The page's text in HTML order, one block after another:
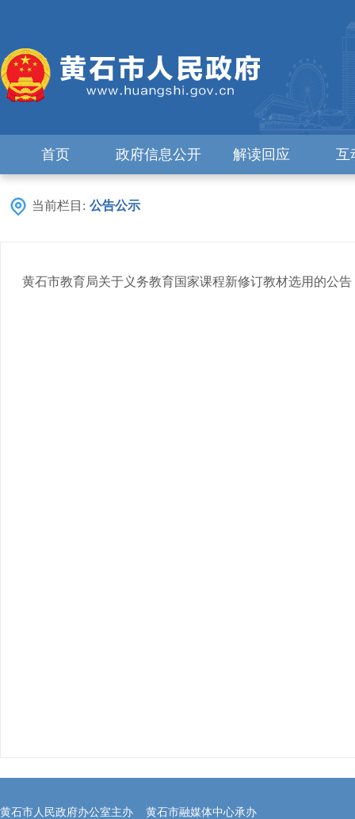
首页 政府信息公开 解读回应 互
当前栏目: 公告公示
黄石市教育局关于义务教育国家课程新修订教材选用的公告
黄石市人民政府办公室主办 黄石市融媒体中心承办